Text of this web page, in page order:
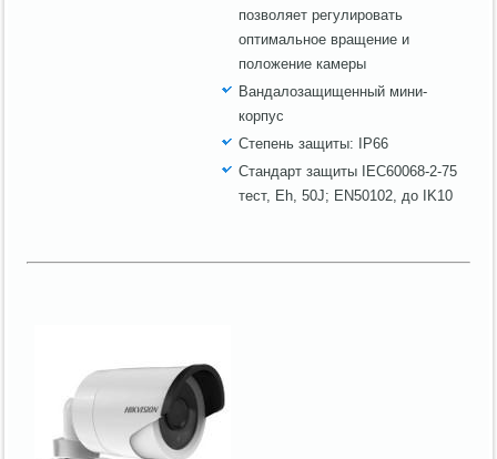
позволяет регулировать
оптимальное вращение и
положение камеры
Вандалозащищенный мини-
корпус
Степень защиты: IP66
Стандарт защиты IEC60068-2-75
тест, Eh, 50J; EN50102, до IK10